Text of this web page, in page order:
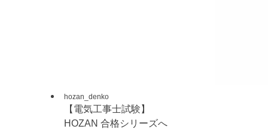
hozan_denko
【電気工事士試験】
HOZAN 合格シリーズへ